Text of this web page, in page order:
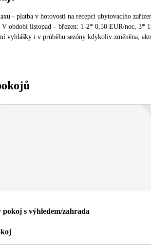
- platba v hotovosti na recepci ubytovacího
V období listopad – březen: 1-2* 0,50 EUR/noc, 3*
vyhlášky i v průběhu sezóny kdykoliv změněna,
s výhledem/zahrada